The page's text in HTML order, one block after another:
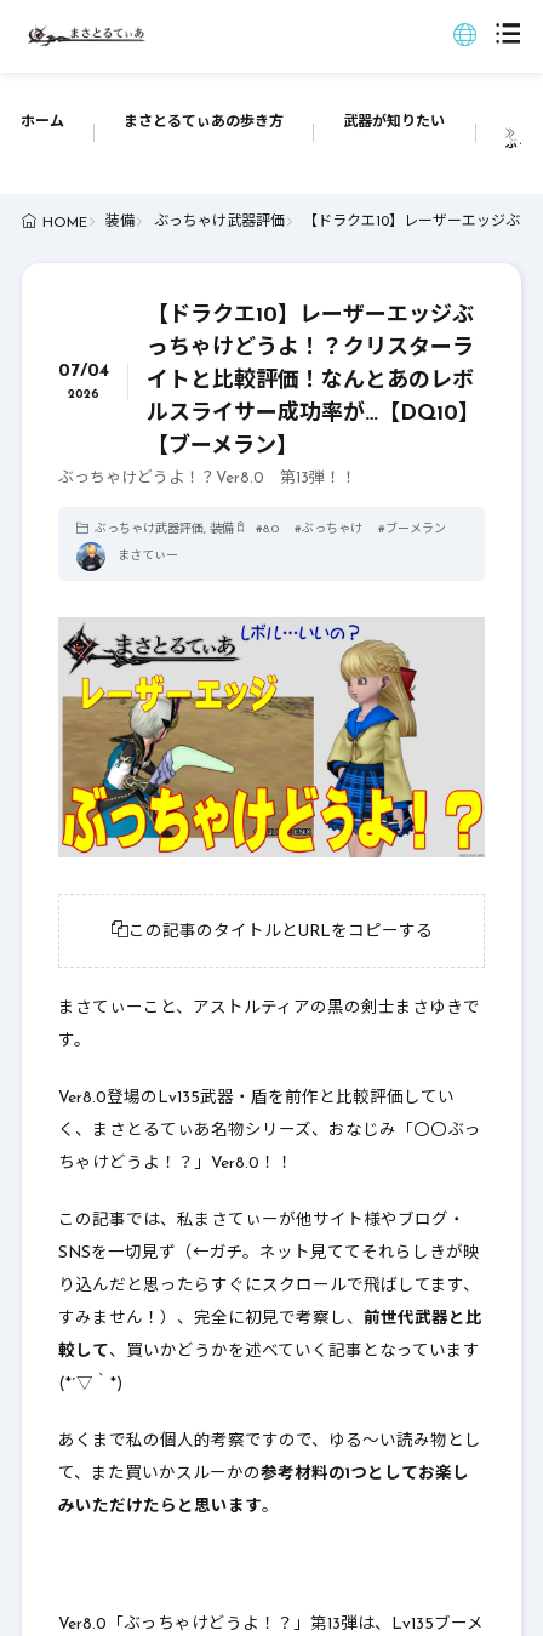
ホーム まさとるてぃあの歩き方 武器が知りたい
ぶっ
HOME 装備 ぶっちゃけ武器評価 【ドラクエ10】レーザーエッジぶ
07/04
2026
【ドラクエ10】レーザーエッジぶ
っちゃけどうよ！？クリスターラ
イトと比較評価！なんとあのレボ
ルスライサー成功率が…【DQ10】
【ブーメラン】
ぶっちゃけどうよ！？Ver8.0 第13弾！！
ぶっちゃけ武器評価, 装備 #8.0 #ぶっちゃけ #ブーメラン
まさてぃー
この記事のタイトルとURLをコピーする
まさてぃーこと、アストルティアの黒の剣士まさゆきで
す。
Ver8.0登場のLv135武器・盾を前作と比較評価してい
く、まさとるてぃあ名物シリーズ、おなじみ「〇〇ぶっ
ちゃけどうよ！？」Ver8.0！！
この記事では、私まさてぃーが他サイト様やブログ・
SNSを一切見ず（←ガチ。ネット見ててそれらしきが映
り込んだと思ったらすぐにスクロールで飛ばしてます、
すみません！）、完全に初見で考察し、 前世代武器と比
較して、買いかどうかを述べていく記事となっています
(*´▽｀*)
あくまで私の個人的考察ですので、ゆる～い読み物とし
て、また買いかスルーかの参考材料の1つとしてお楽し
みいただけたらと思います。
Ver8.0「ぶっちゃけどうよ！？」第13弾は、Lv135ブーメ